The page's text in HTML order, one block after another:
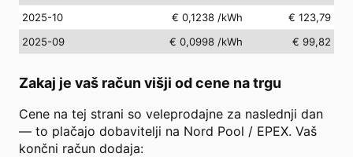
2025-10
€ 0,1238 /kWh
€ 123,79
2025-09
€ 0,0998 /kWh € 99,82
Zakaj je vaš račun višji od cene na trgu
Cene na tej strani so veleprodajne za naslednji dan
— to plačajo dobavitelji na Nord Pool / EPEX. Vaš
končni račun dodaja: